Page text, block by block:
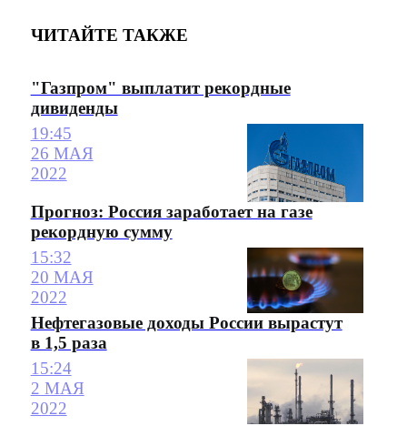
ЧИТАЙТЕ ТАКЖЕ
"Газпром" выплатит рекордные
дивиденды
19:45
26 МАЯ
2022
Прогноз: Россия заработает на газе
рекордную сумму
15:32
20 МАЯ
2022
Нефтегазовые доходы России вырастут
в 1,5 раза
15:24
2 МАЯ
2022